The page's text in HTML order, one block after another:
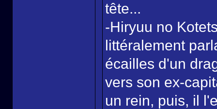
tête...
-Hiryuu no
littéralement
écailles d'un
vers son ex-
un rein, puis, il